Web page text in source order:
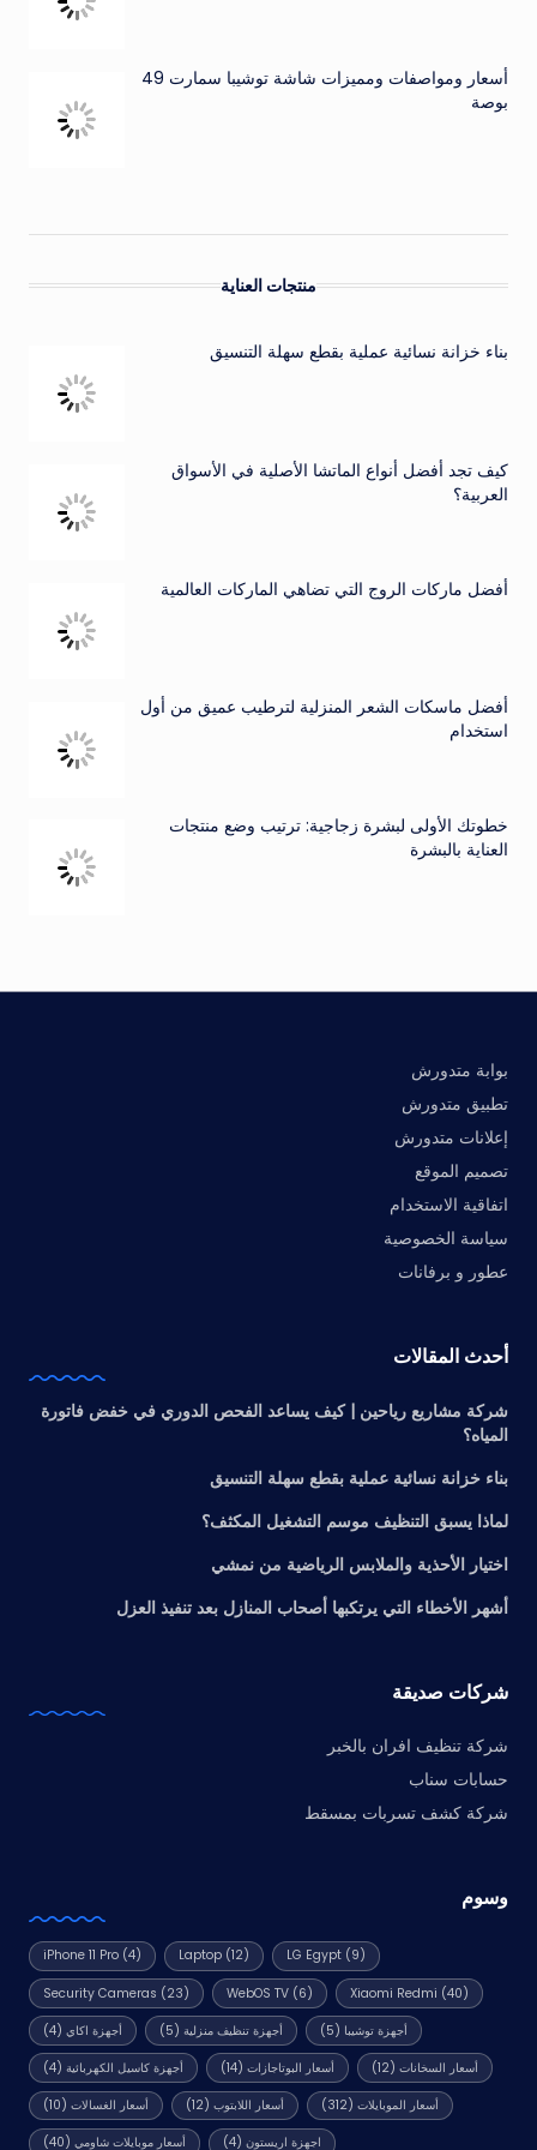
أسعار ومواصفات ومميزات شاشة توشيبا سمارت 49
بوصة
منتجات العناية
بناء خزانة نسائية عملية بقطع سهلة التنسيق
كيف تجد أفضل أنواع الماتشا الأصلية في الأسواق
العربية؟
أفضل ماركات الروج التي تضاهي الماركات العالمية
أفضل ماسكات الشعر المنزلية لترطيب عميق من أول
استخدام
خطوتك الأولى لبشرة زجاجية: ترتيب وضع منتجات
العناية بالبشرة
بوابة متدورش
تطبيق متدورش
إعلانات متدورش
تصميم الموقع
اتفاقية الاستخدام
سياسة الخصوصية
عطور و برفانات
أحدث المقالات
شركة مشاريع رياحين | كيف يساعد الفحص الدوري في خفض فاتورة
المياه؟
بناء خزانة نسائية عملية بقطع سهلة التنسيق
لماذا يسبق التنظيف موسم التشغيل المكثف؟
اختيار الأحذية والملابس الرياضية من نمشي
أشهر الأخطاء التي يرتكبها أصحاب المنازل بعد تنفيذ العزل
شركات صديقة
شركة تنظيف افران بالخبر
حسابات سناب
شركة كشف تسربات بمسقط
وسوم
iPhone 11 Pro (4) Laptop(12) LG Egypt(9)
Security Cameras (23) WebOS TV(6) Xiaomi Redmi (40)
أجهزة اكاي(4) أجهزة تنظيف منزلية (5) أجهزة توشيبا (5)
أجهزة كاسيل الكهربائية(4) أسعار البوتاجازات (14) أسعار السخانات (12)
أسعار الغسالات(10) أسعار اللابتوب (12) أسعار الموبايلات (312)
أسعار موبايلات شاومي(40) اجهزة اريستون (4)